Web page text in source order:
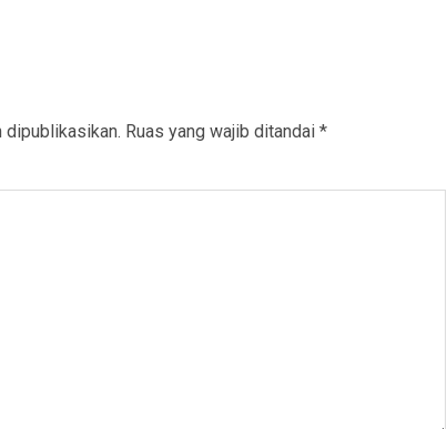
dipublikasikan. Ruas yang wajib ditandai *